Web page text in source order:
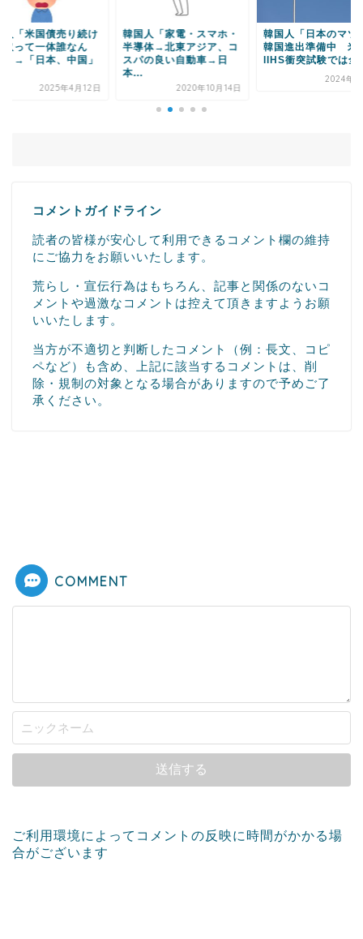
人「家電・スマホ・
体→北東アジア、コ
の良い自動車→日
2020年10月14日
韓国人「日本のマツダ、
韓国進出準備中 米国
IIHS衝突試験では全体...
韓国人「日本人はな
韓国に来るんだ？韓
り何もかも上位互換
コメントガイドライン
読者の皆様が安心して利用できるコメント欄の維持
にご協力をお願いいたします。
荒らし・宣伝行為はもちろん、記事と関係のないコ
メントや過激なコメントは控えて頂きますようお願
いいたします。
当方が不適切と判断したコメント（例：長文、コピ
ペなど）も含め、上記に該当するコメントは、削
除・規制の対象となる場合がありますので予めご了
承ください。
COMMENT
ご利用環境によってコメントの反映に時間がかかる場
合がございます